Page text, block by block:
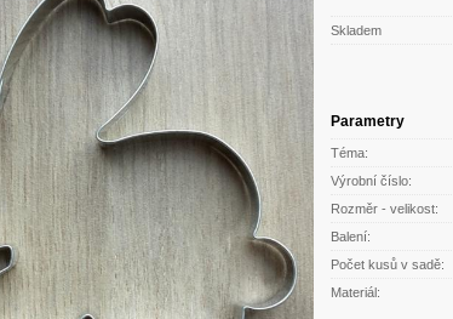
Skladem
Parametry
Téma:
Výrobní číslo:
Rozměr - velikost:
Balení:
Počet kusů v sadě:
Materiál: